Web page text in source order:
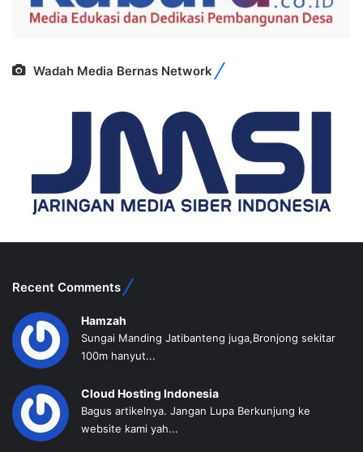
Wadah Media Bernas Network
Recent Comments
Hamzah
Sungai Manding Jatibanteng juga,Bronjong sekitar
100m hanyut...
Cloud Hosting Indonesia
Bagus artikelnya. Jangan Lupa Berkunjung ke
website kami yah...